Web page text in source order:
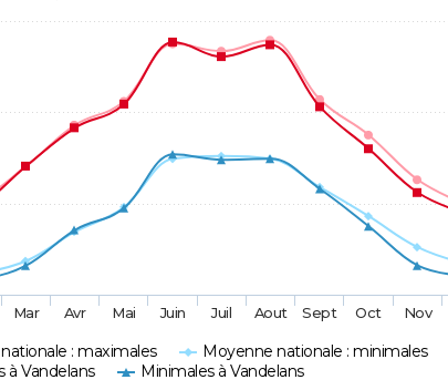
: maximales
Moyenne nationale : minimales
à Vandelans
Minimales à Vandelans
Mar Avr Mai Juin Juil Aout Sept Oct Nov